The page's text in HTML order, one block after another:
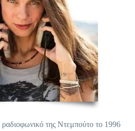
της Ντεμπούτο το 1996